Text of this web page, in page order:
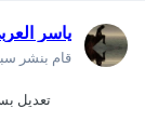
ياسر
قام بنشر
تعديل